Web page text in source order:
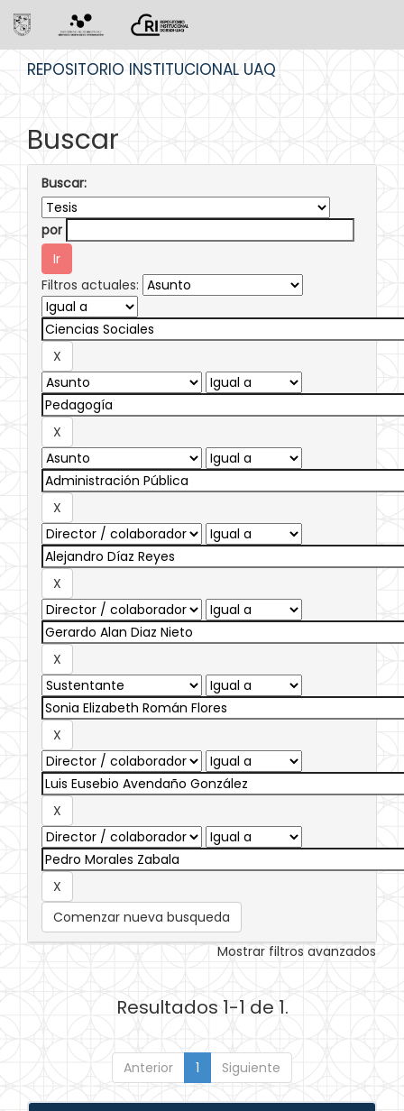
REPOSITORIO INSTITUCIONAL UAQ
Buscar
Buscar:
por
Filtros actuales:
Comenzar nueva busqueda
Mostrar filtros avanzados
Resultados 1-1 de 1.
Anterior 1 Siguiente